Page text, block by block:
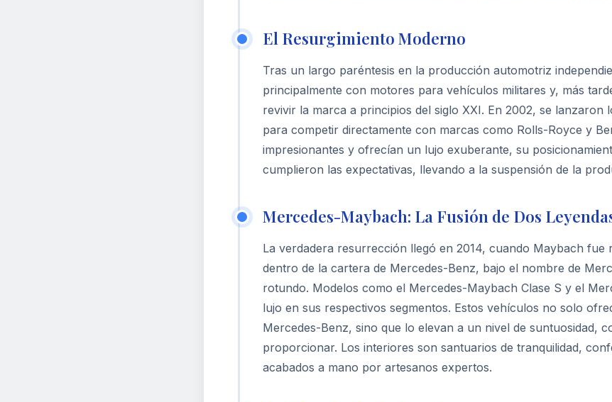
El Resurgimiento Moderno
Tras un largo paréntesis en la producción automotriz
principalmente con motores para vehículos militares y, más
revivir la marca a principios del siglo XXI. En 2002, se
para competir directamente con marcas como Rolls-Royce y
impresionantes y ofrecían un lujo exuberante, su
cumplieron las expectativas, llevando a la suspensión de la
Mercedes-Maybach: La Fusión de Dos
La verdadera resurrección llegó en 2014, cuando Maybach
dentro de la cartera de Mercedes-Benz, bajo el nombre de
rotundo. Modelos como el Mercedes-Maybach Clase S y el
lujo en sus respectivos segmentos. Estos vehículos no solo
Mercedes-Benz, sino que lo elevan a un nivel de suntuosidad,
proporcionar. Los interiores son santuarios de tranquilidad,
acabados a mano por artesanos expertos.